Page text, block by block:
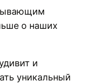
о наших
и
уникальный